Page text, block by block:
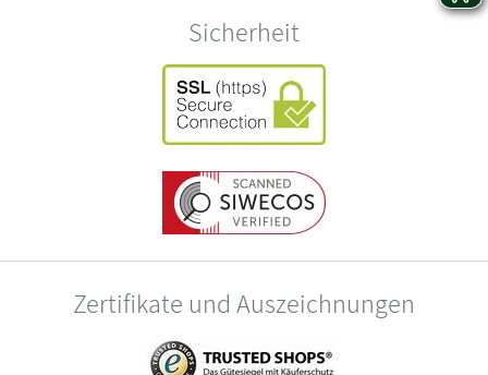
Sicherheit
Zertifikate und Auszeichnungen